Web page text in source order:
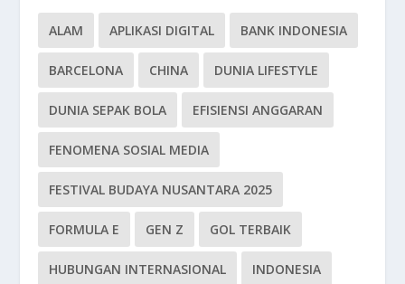
ALAM APLIKASI DIGITAL BANK INDONESIA
BARCELONA CHINA DUNIA LIFESTYLE
DUNIA SEPAK BOLA EFISIENSI ANGGARAN
FENOMENA SOSIAL MEDIA
FESTIVAL BUDAYA NUSANTARA 2025
FORMULA E GEN Z GOL TERBAIK
HUBUNGAN INTERNASIONAL INDONESIA